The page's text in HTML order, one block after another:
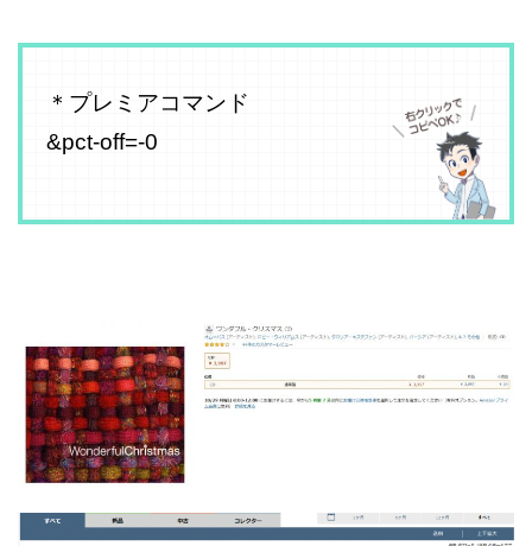
＊プレミアコマンド
&pct-off=-0